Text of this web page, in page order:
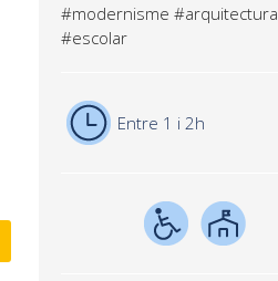
#modernisme #arquitectura
#escolar
Entre 1 i 2h